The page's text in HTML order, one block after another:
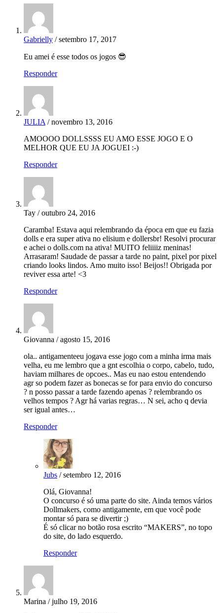
Gabrielly / setembro 17, 2017
Eu amei é esse todos os jogos 😎
Responder
JULIA/ novembro 13, 2016
AMOOOO DOLLSSSS EU AMO ESSE JOGO E O
MELHOR QUE EU JA JOGUEI :-)
Responder
Tay / outubro 24, 2016
Caramba! Estava aqui relembrando da época em que eu fazia
dolls e era super ativa no elisium e dollersbr! Resolvi procurar
e achei o dolls.com na ativa! MUITO feliiiiz meninas!
Arrasaram! Saudade de passar a tarde no paint, pixel por pixel
criando looks lindos. Amo muito isso! Beijos!! Obrigada por
reviver essa arte! <3
Responder
Giovanna / agosto 15, 2016
ola.. antigamenteeu jogava esse jogo com a minha irma mais
velha, eu me lembro que a gnt escolhia o corpo, cabelo, tudo,
haviam milhares de opcoes.. Mas eu nao estou entendendo
agr so podem fazer as bonecas se for para envio do concurso
? n posso passar a tarde fazendo apenas ? relembrando os
velhos tempos ? Agr há varias regras… N sei, acho q devia
ser igual antes…
Responder
Jubs / setembro 12, 2016
Olá, Giovanna!
O concurso é só uma parte do site. Ainda temos vários
Dollmakers, como antigamente, em que você pode
montar só para se divertir ;)
É só clicar no botão rosa escrito “MAKERS”, no topo
do site, do lado esquerdo.
Responder
Marina / julho 19, 2016